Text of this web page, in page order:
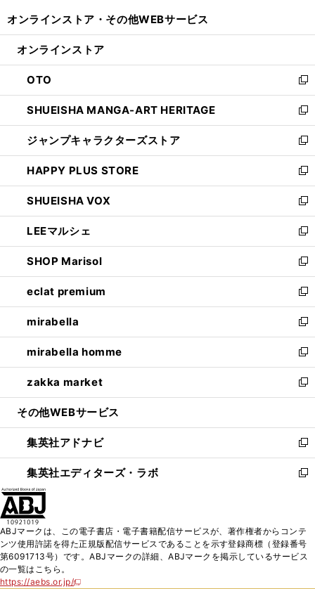
開
ン
ウ
で
開
く
ウ
ン
ド
ウ
で
開
く
オンラインストア・ その他WEBサービス
オンラインストア
OTO
新
し
い
ウ
ィ
ン
ド
ウ
で
開
く
SHUEISHA MANGA-ART HERITAGE
新
し
い
ウ
ィ
ン
ド
ウ
で
開
く
ジャンプキャラクターズストア
新
し
い
ウ
ィ
ン
ド
ウ
で
開
く
HAPPY PLUS STORE
新
し
い
ウ
ィ
ン
ド
ウ
で
開
く
SHUEISHA VOX
新
し
い
ウ
ィ
ン
ド
ウ
で
開
く
LEEマルシェ
新
し
い
ウ
ィ
ン
ド
ウ
で
開
く
SHOP Marisol
新
し
い
ウ
ィ
ン
ド
ウ
で
開
eclat premium
新
し
い
ウ
ィ
ン
ド
ウ
開
く
mirabella
新
し
い
ウ
ィ
ン
ウ
で
開
く
mirabella homme
新
し
い
ウ
ン
ド
ウ
で
zakka market
新
し
ウ
ィ
ン
ド
く
その他WEBサービス
集英社アドナビ
新
し
い
ド
ウ
で
集英社エディターズ・ラボ
新
ィ
ン
ド
ABJマークは、この電子書店・電子書籍配信サービスが、著作権者からコンテ
ンツ使用許諾を得た正規版配信サービスであることを示す登録商標（登録番号
第6091713号）です。ABJマークの詳細、ABJマークを掲示しているサービス
の一覧はこちら。
https://aebs.or.jp/
新